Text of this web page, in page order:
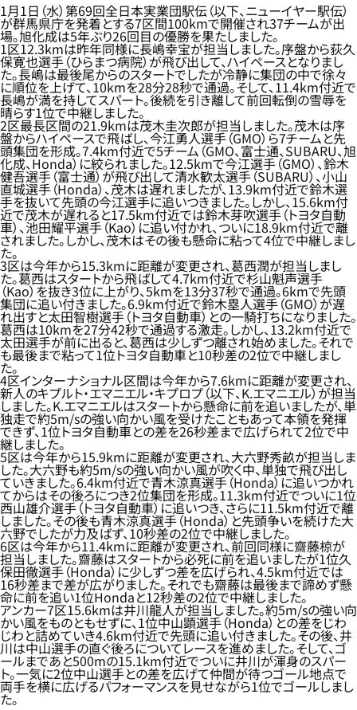
1月1日（水）第69回全日本実業団駅伝（以下、ニューイヤー駅伝）
が群馬県庁を発着とする7区間100kmで開催され37チームが出
場。旭化成は5年ぶり26回目の優勝を果たしました。
1区12.3kmは昨年同様に長嶋幸宝が担当しました。序盤から荻久
保寛也選手（ひらまつ病院）が飛び出して、ハイペースとなりまし
た。長嶋は最後尾からのスタートでしたが冷静に集団の中で徐々
に順位を上げて、10kmを28分28秒で通過。そして、11.4km付近で
長嶋が満を持してスパート。後続を引き離して前回転倒の雪辱を
晴らす1位で中継しました。
2区最長区間の21.9kmは茂木圭次郎が担当しました。茂木は序
盤からハイペースで飛ばし、今江勇人選手（GMO）ら7チームと先
頭集団を形成。7.4km付近で5チーム（GMO、富士通、SUBARU、旭
化成、Honda）に絞られました。12.5kmで今江選手（GMO）、鈴木
健吾選手（富士通）が飛び出して清水歓太選手（SUBARU）、小山
直城選手（Honda）、茂木は遅れましたが、13.9km付近で鈴木選
手を抜いて先頭の今江選手に追いつきました。しかし、15.6km付
近で茂木が遅れると17.5km付近では鈴木芽吹選手（トヨタ自動
車）、池田耀平選手（Kao）に追い付かれ、ついに18.9km付近で離
されました。しかし、茂木はその後も懸命に粘って4位で中継しまし
た。
3区は今年から15.3kmに距離が変更され、葛西潤が担当しまし
た。葛西はスタートから飛ばして4.7km付近で杉山魁声選手
（Kao）を抜き3位に上がり、5kmを13分37秒で通過。6kmで先頭
集団に追い付きました。6.9km付近で鈴木塁人選手（GMO）が遅
れ出すと太田智樹選手（トヨタ自動車）との一騎打ちになりました。
葛西は10kmを27分42秒で通過する激走。しかし、13.2km付近で
太田選手が前に出ると、葛西は少しずつ離され始めました。それで
も最後まで粘って1位トヨタ自動車と10秒差の2位で中継しまし
た。
4区インターナショナル区間は今年から7.6kmに距離が変更され、
新人のキプルト・エマニエル・キプロプ（以下、K.エマニエル）が担当
しました。K.エマニエルはスタートから懸命に前を追いましたが、単
独走で約5m/sの強い向かい風を受けたこともあって本領を発揮
できず、1位トヨタ自動車との差を26秒差まで広げられて2位で中
継しました。
5区は今年から15.9kmに距離が変更され、大六野秀畝が担当しま
した。大六野も約5m/sの強い向かい風が吹く中、単独で飛び出し
ていきました。6.4km付近で青木涼真選手（Honda）に追いつかれ
てからはその後ろにつき2位集団を形成。11.3km付近でついに1位
西山雄介選手（トヨタ自動車）に追いつき、さらに11.5km付近で離
しました。その後も青木涼真選手（Honda）と先頭争いを続けた大
六野でしたが力及ばず、10秒差の2位で中継しました。
6区は今年から11.4kmに距離が変更され、前回同様に齋藤椋が
担当しました。齋藤はスタートから必死に前を追いましたが1位久
保田徹選手（Honda）に少しずつ差を広げられ、4.5km付近では
16秒差まで差が広がりました。それでも齋藤は最後まで諦めず懸
命に前を追い1位Hondaと12秒差の2位で中継しました。
アンカー7区15.6kmは井川龍人が担当しました。約5m/sの強い向
かい風をものともせずに、1位中山顕選手（Honda）との差をじわ
じわと詰めていき4.6km付近で先頭に追い付きました。その後、井
川は中山選手の直ぐ後ろについてレースを進めました。そして、ゴ
ールまであと500mの15.1km付近でついに井川が渾身のスパー
ト。一気に2位中山選手との差を広げて仲間が待つゴール地点で
両手を横に広げるパフォーマンスを見せながら1位でゴールしまし
た。